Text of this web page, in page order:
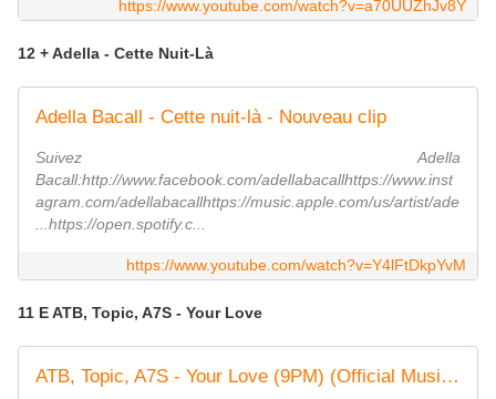
https://www.youtube.com/watch?v=a70UUZhJv8Y
12 + Adella - Cette Nuit-Là
Adella Bacall - Cette nuit-là - Nouveau clip
Suivez Adella
Bacall:http://www.facebook.com/adellabacallhttps://www.inst
agram.com/adellabacallhttps://music.apple.com/us/artist/ade
...https://open.spotify.c...
https://www.youtube.com/watch?v=Y4lFtDkpYvM
11 E ATB, Topic, A7S - Your Love
ATB, Topic, A7S - Your Love (9PM) (Official Music Video)